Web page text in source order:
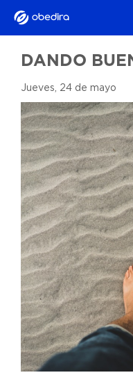
DANDO
Jueves, 24 de mayo